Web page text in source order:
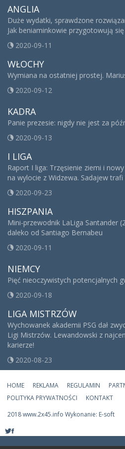
ANGLIA
Duże wydatki, sprawdzone
Jak beniaminkowie przygotowują
2020-09-11
WŁOCHY
Wymiana na ostatniej prostej.
2020-09-12
KADRA
Panie prezesie: nigdy nie jest za
2020-09-13
I LIGA
Raport I liga: Trzęsienie ziemi i
na wylocie z Widzewa. Sadajew
2020-09-23
HISZPANIA
Mini-przewodnik LaLiga Santander
daleko od Santiago Bernabeu
2020-09-11
NIEMCY
Pięć nieoczywistych potencjalnych
2020-09-18
LIGA MISTRZÓW
Wychowanek akademii PSG dał
Ligi Mistrzów. Lewandowski z
karierze!
2020-08-23
HOME REKLAMA REGULAMIN
POLITYKA PRYWATNOŚCI
KONTAKT
2018 www.2x45.info Wykonanie: E-soft